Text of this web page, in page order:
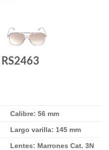
Calibre: 56 mm
Largo varilla: 145 mm
Lentes: Marrones Cat. 3N